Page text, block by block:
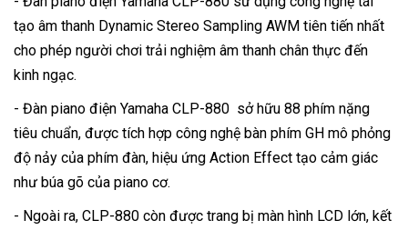
tạo âm thanh Dynamic Stereo Sampling AWM tiên tiến nhất
cho phép người chơi trải nghiệm âm thanh chân thực đến
kinh ngạc.
- Đàn piano điện Yamaha CLP-880 sở hữu 88 phím nặng
tiêu chuẩn, được tích hợp công nghệ bàn phím GH mô phỏng
độ nảy của phím đàn, hiệu ứng Action Effect tạo cảm giác
như búa gõ của piano cơ.
- Ngoài ra, CLP-880 còn được trang bị màn hình LCD lớn, kết